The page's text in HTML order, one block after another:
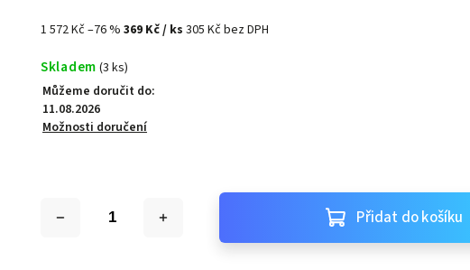
1 572 Kč–76 %369 Kč/ ks305 Kč bez DPH
Skladem (3 ks)
Můžeme doručit do:
11.08.2026
Možnosti doručení
Přidat do košíku